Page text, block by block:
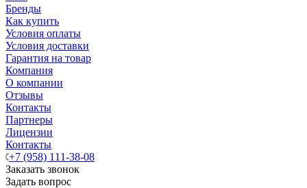
Бренды
Как купить
Условия оплаты
Условия доставки
Гарантия на товар
Компания
О компании
Отзывы
Контакты
Партнеры
Лицензии
Контакты
+7 (958) 111-38-08
Заказать звонок
Задать вопрос